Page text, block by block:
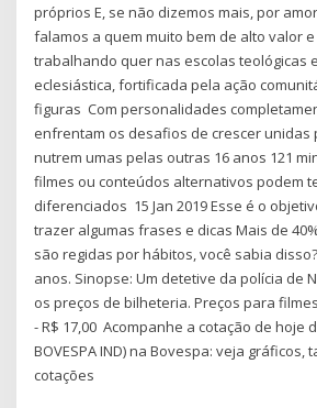
próprios E, se não dizemos mais, por
falamos a quem muito bem de alto valor
trabalhando quer nas escolas teológicas
eclesiástica, fortificada pela ação
figuras Com personalidades
enfrentam os desafios de crescer unidas
nutrem umas pelas outras 16 anos 121
filmes ou conteúdos alternativos podem
diferenciados 15 Jan 2019 Esse é o
trazer algumas frases e dicas Mais de
são regidas por hábitos, você sabia
anos. Sinopse: Um detetive da polícia de
os preços de bilheteria. Preços para
- R$ 17,00 Acompanhe a cotação de hoje
BOVESPA IND) na Bovespa: veja gráficos,
cotações